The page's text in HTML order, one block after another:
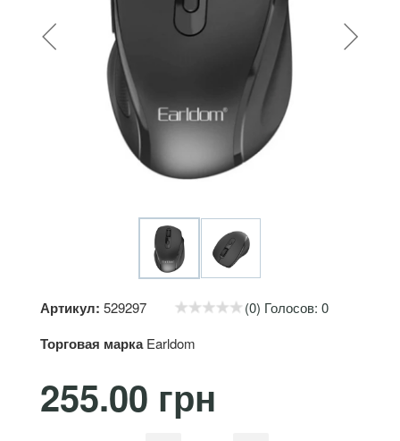
Артикул: 529297 (0) Голосов: 0
Торговая марка Earldom
255.00 грн